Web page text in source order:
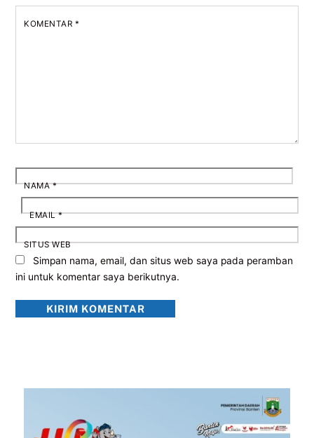
KOMENTAR *
NAMA*
EMAIL*
SITUS WEB
Simpan nama, email, dan situs web saya pada peramban
ini untuk komentar saya berikutnya.